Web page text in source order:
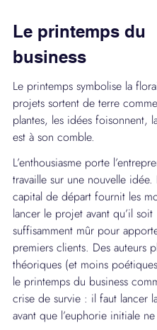
Le printemps du
business
Le printemps symbolise la
projets sortent de terre
plantes, les idées foisonnent,
est à son comble.
L’enthousiasme porte
travaille sur une nouvelle idée.
capital de départ fournit les
lancer le projet avant qu’il soit
suffisamment mûr pour
premiers clients. Des auteurs
théoriques (et moins
le printemps du business
crise de survie : il faut lancer
avant que l’euphorie initiale ne